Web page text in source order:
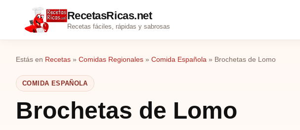
RecetasRicas.net
Recetas fáciles, rápidas y sabrosas
Estás en Recetas » Comidas Regionales » Comida Española » Brochetas de Lomo
COMIDA ESPAÑOLA
Brochetas de Lomo